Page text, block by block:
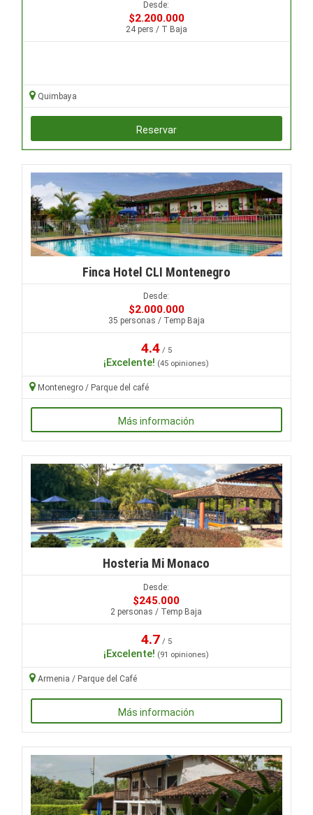
Desde:
$2.200.000
24 pers / T Baja
Quimbaya
Reservar
Finca Hotel CLI Montenegro
Desde:
$2.000.000
35 personas / Temp Baja
4.4/ 5
¡Excelente! (45 opiniones)
Montenegro / Parque del café
Más información
Hosteria Mi Monaco
Desde:
$245.000
2 personas / Temp Baja
4.7 / 5
¡Excelente! (91 opiniones)
Armenia / Parque del Café
Más información